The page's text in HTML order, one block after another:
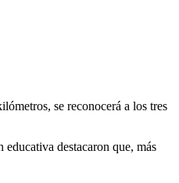
se reconocerá a los tres
destacaron que, más